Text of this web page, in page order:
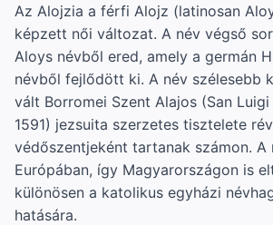
Az Alojzia a férfi Alojz (latinosan
képzett női változat. A név végső
Aloys névből ered, amely a germán
névből fejlődött ki. A név szélesebb
vált Borromei Szent Alajos (San Luigi
1591) jezsuita szerzetes tisztelete
védőszentjeként tartanak számon. A
Európában, így Magyarországon is
különösen a katolikus egyházi
hatására.